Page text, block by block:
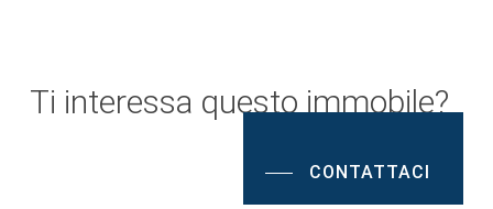
Ti interessa questo immobile?
CONTATTACI